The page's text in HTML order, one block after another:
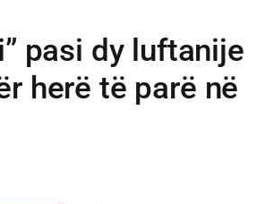
pasi dy luftanije
herë të parë në